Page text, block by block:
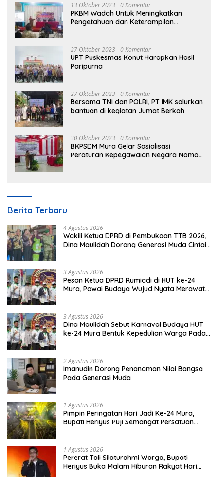
13 Oktober 2023 0 Komentar
PKBM Wadah Untuk Meningkatkan
Pengetahuan dan Keterampilan
27 Oktober 2023 0 Komentar
UPT Puskesmas Konut Harapkan Hasil
Paripurna
27 Oktober 2023 0 Komentar
Bersama TNI dan POLRI, PT IMK salurkan
bantuan di kegiatan Jumat Berkah
30 Oktober 2023 0 Komentar
BKPSDM Mura Gelar Sosialisasi
Peraturan Kepegawaian Negara Nomor
Berita Terbaru
4 Agustus 2026
Wakili Ketua DPRD di Pembukaan TTB 2026,
Dina Maulidah Dorong Generasi Muda Cintai
3 Agustus 2026
Pesan Ketua DPRD Rumiadi di HUT ke-24
Mura, Pawai Budaya Wujud Nyata Merawat
3 Agustus 2026
Dina Maulidah Sebut Karnaval Budaya HUT
ke-24 Mura Bentuk Kepedulian Warga Pada
2 Agustus 2026
Imanudin Dorong Penanaman Nilai Bangsa
Pada Generasi Muda
1 Agustus 2026
Pimpin Peringatan Hari Jadi Ke-24 Mura,
Bupati Heriyus Puji Semangat Persatuan
1 Agustus 2026
Pererat Tali Silaturahmi Warga, Bupati
Heriyus Buka Malam Hiburan Rakyat Hari